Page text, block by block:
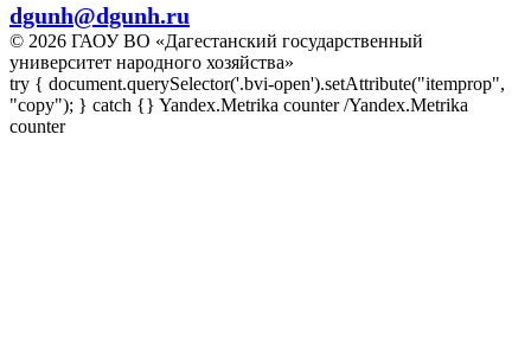
dgunh@dgunh.ru
© 2026 ГАОУ ВО «Дагестанский государственный
университет народного хозяйства»
try { document.querySelector('.bvi-open').setAttribute("itemprop",
"copy"); } catch {} Yandex.Metrika counter/Yandex.Metrika
counter